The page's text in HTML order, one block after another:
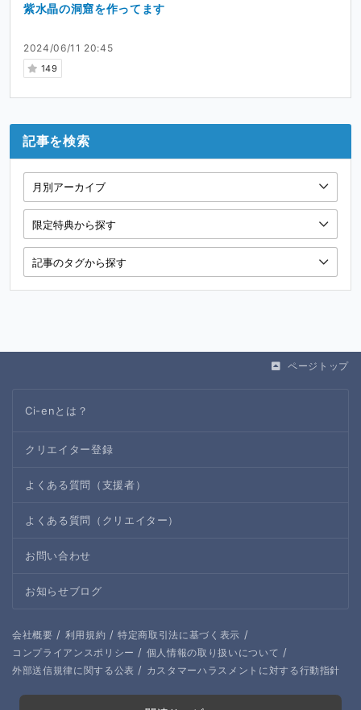
2024/06/11 20:45
149
紫水晶の洞窟を作ってます
記事を検索
ページトップ
Ci-enとは？
クリエイター登録
よくある質問（支援者）
よくある質問（クリエイター）
お問い合わせ
お知らせブログ
会社概要 / 利用規約 / 特定商取引法に基づく表示 /
コンプライアンスポリシー / 個人情報の取り扱いについて /
外部送信規律に関する公表 / カスタマーハラスメントに対する行動指針